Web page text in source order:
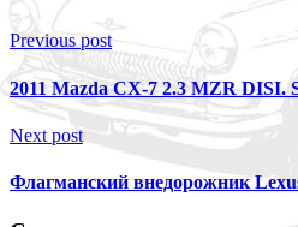
Previous post
2011 Mazda CX-7 2.3 MZR DISI.
Next post
Флагманский внедорожник